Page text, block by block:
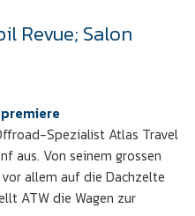
Revue; Salon
Spezialist Atlas Travel
aus. Von seinem grossen
allem auf die Dachzelte
ATW die Wagen zur